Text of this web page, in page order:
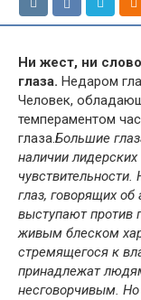
Ни жест, ни
глаза. Недаром
Человек,
темпераментом
глаза.Большие
наличии
глаз, говорящих об
выступают против
живым блеском
стремящегося к
принадлежат
несговорчивым. Но